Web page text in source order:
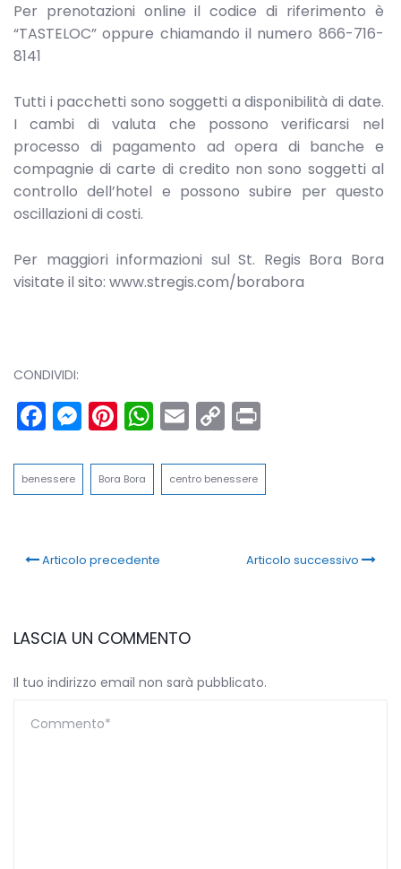
Per prenotazioni online il codice di riferimento è
“TASTELOC” oppure chiamando il numero 866-716-
8141
Tutti i pacchetti sono soggetti a disponibilità di date.
I cambi di valuta che possono verificarsi nel
processo di pagamento ad opera di banche e
compagnie di carte di credito non sono soggetti al
controllo dell’hotel e possono subire per questo
oscillazioni di costi.
Per maggiori informazioni sul St. Regis Bora Bora
visitate il sito: www.stregis.com/borabora
CONDIVIDI:
Facebook
Messenger
Pinterest
WhatsApp
Email
Copy
Link
benessere Bora Bora centro benessere
Articolo precedente Articolo successivo
LASCIA UN COMMENTO
Il tuo indirizzo email non sarà pubblicato.